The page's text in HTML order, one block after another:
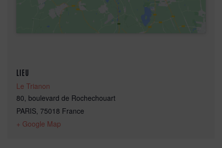
LIEU
Le Trianon
80, boulevard de Rochechouart
PARIS, 75018 France
+ Google Map